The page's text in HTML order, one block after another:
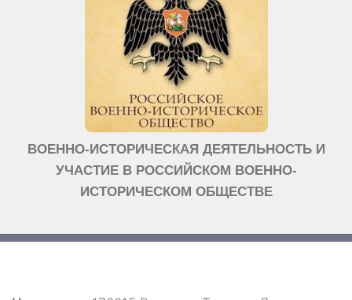
ВОЕННО-ИСТОРИЧЕСКАЯ ДЕЯТЕЛЬНОСТЬ И
УЧАСТИЕ В РОССИЙСКОМ ВОЕННО-
ИСТОРИЧЕСКОМ ОБЩЕСТВЕ